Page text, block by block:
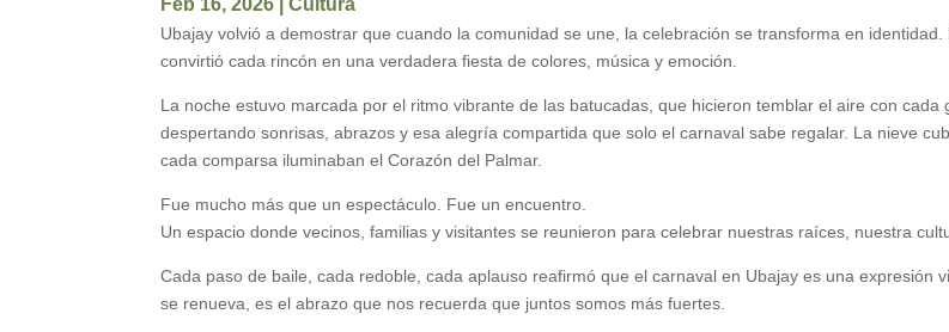
Feb 16, 2026 |Cultura
Ubajay volvió a demostrar que cuando la comunidad se une, la celebración se transforma en
convirtió cada rincón en una verdadera fiesta de colores, música y emoción.
La noche estuvo marcada por el ritmo vibrante de las batucadas, que hicieron temblar el aire con
despertando sonrisas, abrazos y esa alegría compartida que solo el carnaval sabe regalar. La nieve
cada comparsa iluminaban el Corazón del Palmar.
Fue mucho más que un espectáculo. Fue un encuentro.
Un espacio donde vecinos, familias y visitantes se reunieron para celebrar nuestras raíces, nuestra
Cada paso de baile, cada redoble, cada aplauso reafirmó que el carnaval en Ubajay es una expresión
se renueva, es el abrazo que nos recuerda que juntos somos más fuertes.